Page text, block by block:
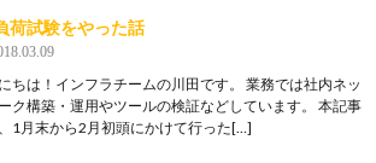
荷試験をやった話
ちは！インフラチームの川田です。 業務では社内ネッ
ク構築・運用やツールの検証などしています。 本記事
1月末から2月初頭にかけて行った[…]